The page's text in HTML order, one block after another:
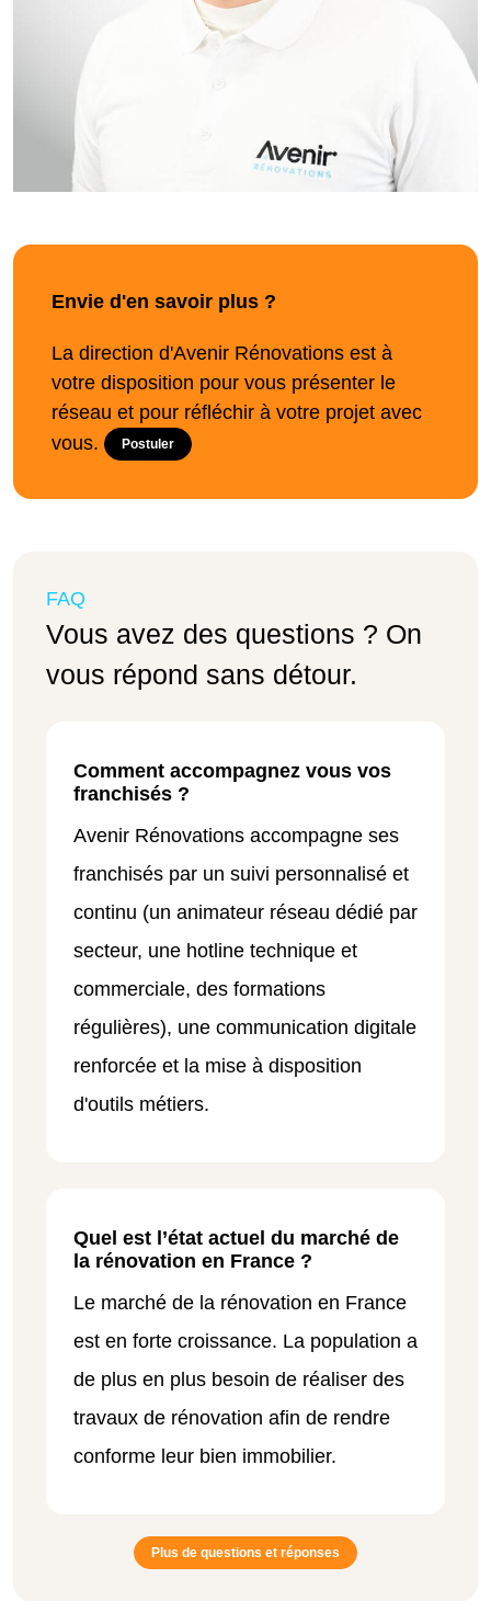
Envie d'en savoir plus ?
La direction d'Avenir Rénovations est à
votre disposition pour vous présenter le
réseau et pour réfléchir à votre projet avec
vous.
Postuler
FAQ
Vous avez des questions ? On
vous répond sans détour.
Comment accompagnez vous vos
franchisés ?
Avenir Rénovations accompagne ses
franchisés par un suivi personnalisé et
continu (un animateur réseau dédié par
secteur, une hotline technique et
commerciale, des formations
régulières), une communication digitale
renforcée et la mise à disposition
d'outils métiers.
Quel est l’état actuel du marché de
la rénovation en France ?
Le marché de la rénovation en France
est en forte croissance. La population a
de plus en plus besoin de réaliser des
travaux de rénovation afin de rendre
conforme leur bien immobilier.
Plus de questions et réponses